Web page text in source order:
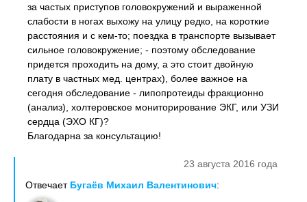
за частых приступов головокружений и выраженной
слабости в ногах выхожу на улицу редко, на короткие
расстояния и с кем-то; поездка в транспорте вызывает
сильное головокружение; - поэтому обследование
придется проходить на дому, а это стоит двойную
плату в частных мед. центрах), более важное на
сегодня обследование - липопротеиды фракционно
(анализ), холтеровское мониторирование ЭКГ, или УЗИ
сердца (ЭХО КГ)?
Благодарна за консультацию!
23 августа 2016 года
Отвечает Бугаёв Михаил Валентинович: